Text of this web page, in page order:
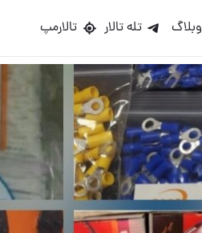
وبلاگ تله تالار تالارمپ